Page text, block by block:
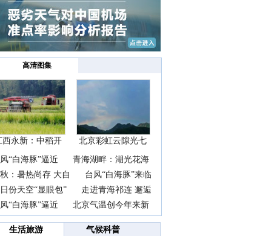
高清图集
西永新：中稻开
镰抢
北京彩虹云隙光七
彩云
“白海豚”逼近
青海湖畔：湖光花海
：暑热尚存 大自
台风“白海豚”来临
份天空“显眼包”
走进青海祁连 邂逅
“白海豚”逼近
北京气温创今年来新
生活旅游
气候科普